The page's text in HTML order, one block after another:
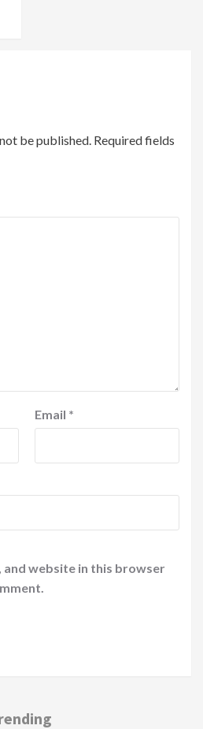
be published. Required fields
Email *
and website in this browser